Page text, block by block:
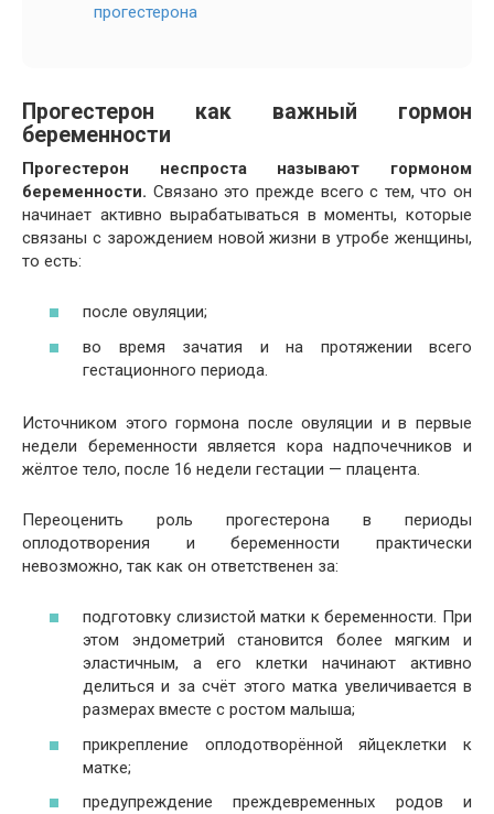
прогестерона
Прогестерон как важный гормон
беременности
Прогестерон неспроста называют гормоном
беременности. Связано это прежде всего с тем, что он
начинает активно вырабатываться в моменты, которые
связаны с зарождением новой жизни в утробе женщины,
то есть:
после овуляции;
во время зачатия и на протяжении всего
гестационного периода.
Источником этого гормона после овуляции и в первые
недели беременности является кора надпочечников и
жёлтое тело, после 16 недели гестации — плацента.
Переоценить роль прогестерона в периоды
оплодотворения и беременности практически
невозможно, так как он ответственен за:
подготовку слизистой матки к беременности. При
этом эндометрий становится более мягким и
эластичным, а его клетки начинают активно
делиться и за счёт этого матка увеличивается в
размерах вместе с ростом малыша;
прикрепление оплодотворённой яйцеклетки к
матке;
предупреждение преждевременных родов и